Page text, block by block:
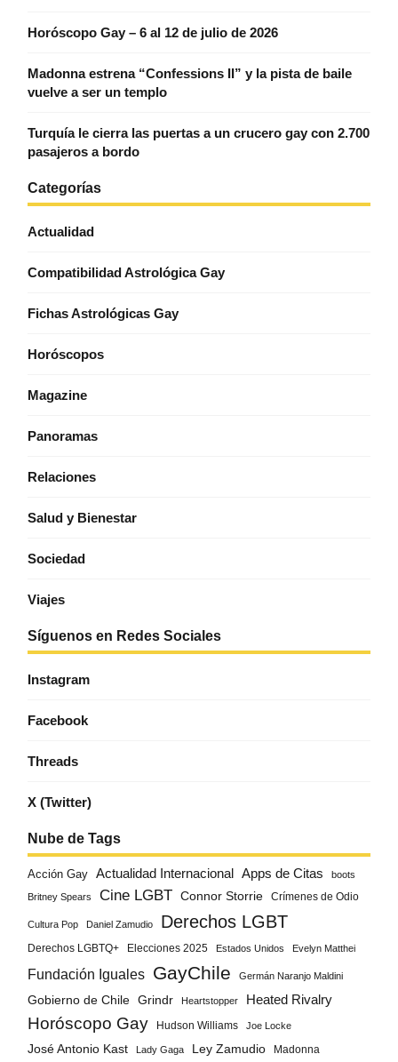
Horóscopo Gay – 6 al 12 de julio de 2026
Madonna estrena “Confessions II” y la pista de baile
vuelve a ser un templo
Turquía le cierra las puertas a un crucero gay con 2.700
pasajeros a bordo
Categorías
Actualidad
Compatibilidad Astrológica Gay
Fichas Astrológicas Gay
Horóscopos
Magazine
Panoramas
Relaciones
Salud y Bienestar
Sociedad
Viajes
Síguenos en Redes Sociales
Instagram
Facebook
Threads
X (Twitter)
Nube de Tags
Acción Gay Actualidad Internacional Apps de Citas boots
Britney Spears Cine LGBT Connor Storrie Crímenes de Odio
Cultura Pop Daniel Zamudio Derechos LGBT
Derechos LGBTQ+ Elecciones 2025 Estados Unidos Evelyn Matthei
Fundación Iguales GayChile Germán Naranjo Maldini
Gobierno de Chile Grindr Heartstopper Heated Rivalry
Horóscopo Gay Hudson Williams Joe Locke
José Antonio Kast Lady Gaga Ley Zamudio Madonna